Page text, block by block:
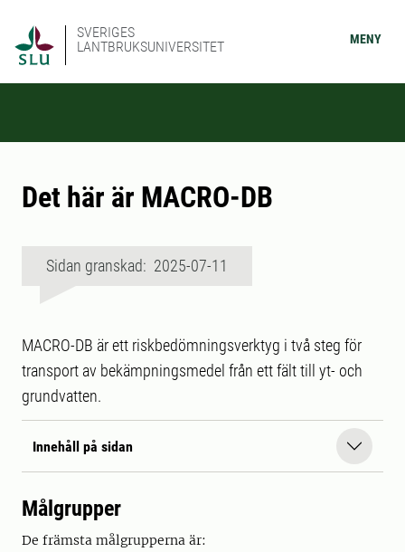
SVERIGES
LANTBRUKSUNIVERSITET
MENY
Det här är MACRO-DB
Sidan granskad: 2025-07-11
MACRO-DB är ett riskbedömningsverktyg i två steg för
transport av bekämpningsmedel från ett fält till yt- och
grundvatten.
Innehåll på sidan
Målgrupper
De främsta målgrupperna är: